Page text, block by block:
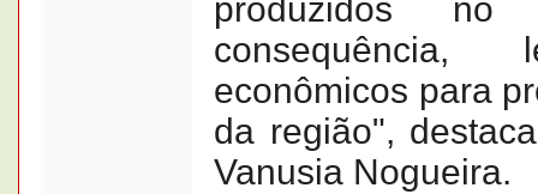
produzidos
consequência,
econômicos para
da região",
Vanusia Nogueira.